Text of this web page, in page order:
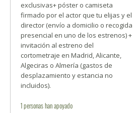
exclusivas+ póster o camiseta
firmado por el actor que tu elijas y el
director (envío a domicilio o recogida
presencial en uno de los estrenos) +
invitación al estreno del
cortometraje en Madrid, Alicante,
Algeciras o Almería (gastos de
desplazamiento y estancia no
incluidos).
1personashan apoyado